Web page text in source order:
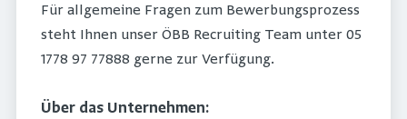
Für allgemeine Fragen zum Bewerbungsprozess
steht Ihnen unser ÖBB Recruiting Team unter 05
1778 97 77888 gerne zur Verfügung.
Über das Unternehmen: